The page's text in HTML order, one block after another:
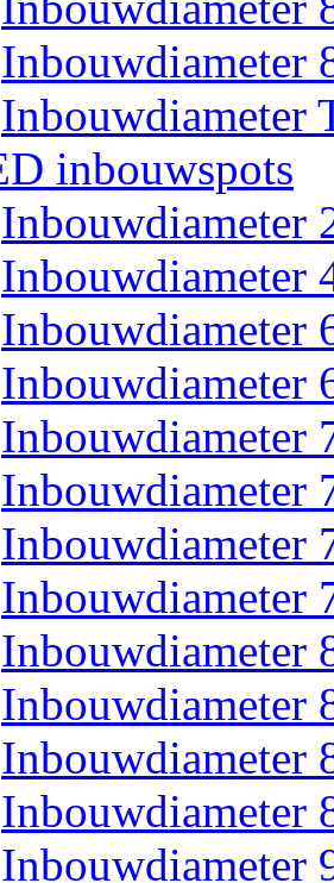
Inbouwdiameter
Inbouwdiameter
inbouwspots
Inbouwdiameter
Inbouwdiameter
Inbouwdiameter
Inbouwdiameter
Inbouwdiameter
Inbouwdiameter
Inbouwdiameter
Inbouwdiameter
Inbouwdiameter
Inbouwdiameter
Inbouwdiameter
Inbouwdiameter
Inbouwdiameter